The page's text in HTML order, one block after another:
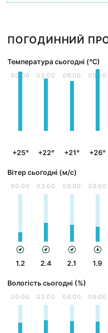
ПОГОДИННИЙ
Температура сьогодні (°С)
00:00
+25°
03:00
+22°
06:00
+21°
09:00
+26°
Вітер сьогодні (м/с)
00:00
1.2
03:00
2.4
06:00
2.1
09:00
1.9
Вологість сьогодні (%)
00:00 03:00 06:00 09:00